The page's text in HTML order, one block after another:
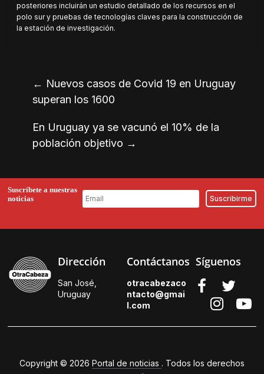
posteriores incluirán un estudio detallado de los recursos en el
polo sur y pruebas de tecnologías claves para la construcción de
la estación de investigación.
← Nuevos casos de Covid 19 en Uruguay
superan los 1600
En Uruguay ya se vacunó el 10% de la
población objetivo →
Suscríbete a nuestras
noticias
Dirección
San José,
Uruguay
Contáctanos
otracabezaco
ntacto@gmai
l.com
Síguenos
Copyright © 2026 Portal de noticias . Todos los derechos